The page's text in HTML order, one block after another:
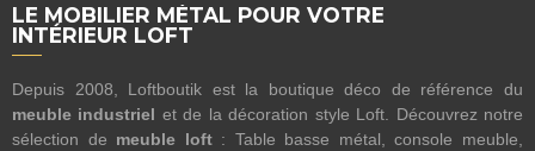
LE MOBILIER MÉTAL POUR VOTRE
INTÉRIEUR LOFT
Depuis 2008, Loftboutik est la boutique déco de référence du
meuble industriel et de la décoration style Loft. Découvrez notre
sélection de meuble loft: Table basse métal, console meuble,